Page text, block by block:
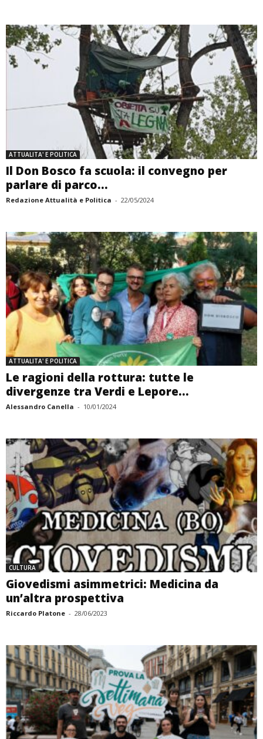
ATTUALITA' E POLITICA
Il Don Bosco fa scuola: il convegno per
parlare di parco...
Redazione Attualità e Politica - 22/05/2024
ATTUALITA' E POLITICA
Le ragioni della rottura: tutte le
divergenze tra Verdi e Lepore...
Alessandro Canella - 10/01/2024
CULTURA
Giovedismi asimmetrici: Medicina da
un’altra prospettiva
Riccardo Platone - 28/06/2023